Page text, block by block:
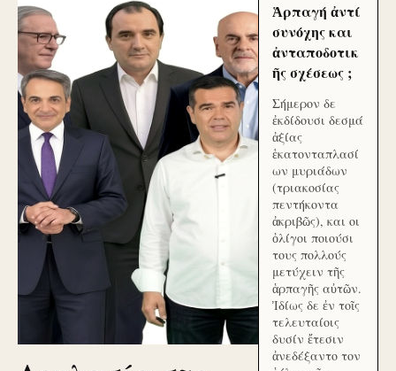
Ἁρπαγή ἀντί
συνόχης και
ἀνταποδοτικ
ῆς σχέσεως ;
Σήμερον δε
ἐκδίδουσι δεσμά
ἀξίας
ἑκατονταπλασί
ων μυριάδων
(τριακοσίας
πεντήκοντα
ἀκριβῶς), και οι
ὀλίγοι ποιούσι
τους πολλούς
μετύχειν τῆς
ἁρπαγῆς αὐτῶν.
Ἰδίως δε ἐν τοῖς
τελευταίοις
δυσίν ἔτεσιν
ἀνεδέξαντο τον